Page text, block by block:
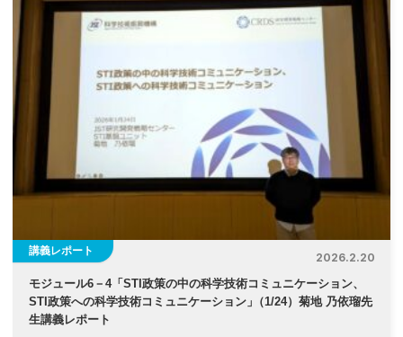
講義レポート
2026.2.20
モジュール6－4「STI政策の中の科学技術コミュニケーション、
STI政策への科学技術コミュニケーション」 （1/24）菊地 乃依瑠先
生講義レポート